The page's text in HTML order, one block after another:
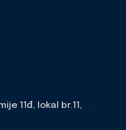
11đ, lokal br.11,